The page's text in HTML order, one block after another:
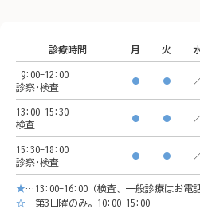
🚃アクセス方法
イオンモール「CeeU
yokohama」9階
※イオン内に地下駐車場あ
り
診療時間 月 火
9:00-12:00
診察･検査
● ●
13:00-15:30
検査
● ●
15:30-18:00
診察･検査
● ●
★…13:00-16:00（検査、一般診療はお電
☆…第3日曜のみ。10:00-15:00